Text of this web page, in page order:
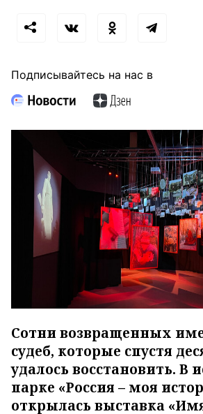
Подписывайтесь на нас в
Сотни возвращенных
судеб, которые спустя
удалось восстановить. В
парке «Россия – моя
открылась выставка